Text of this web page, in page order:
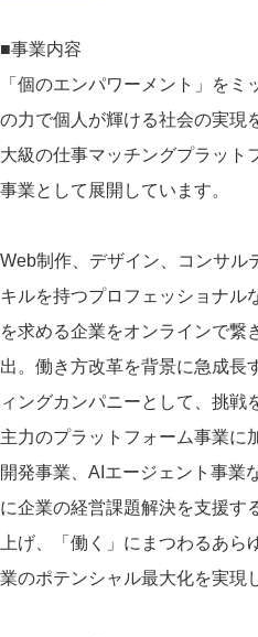
■事業内容
「個のエンパワーメント」を
の力で個人が輝ける社会の実現
大級の仕事マッチングプラット
事業として展開しています。
Web制作、デザイン、コンサル
キルを持つプロフェッショナル
を求める企業をオンラインで繋
出。働き方改革を背景に急成長
ィングカンパニーとして、挑戦
主力のプラットフォーム事業に
開発事業、AIエージェント事業
に企業の経営課題解決を支援す
上げ、「働く」にまつわるあ
業のポテンシャル最大化を実現